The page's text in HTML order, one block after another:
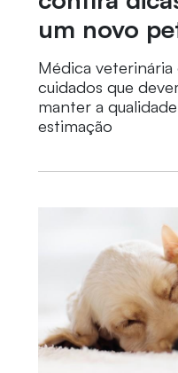
um novo
Médica
cuidados que
manter a
estimação